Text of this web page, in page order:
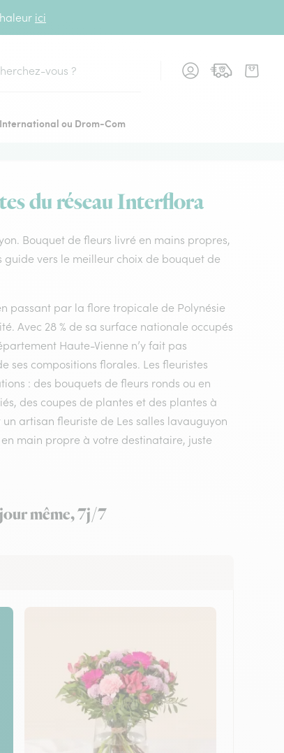
ici
International ou Drom-Com
du réseau Interflora
Bouquet de fleurs livré en mains propres,
vers le meilleur choix de bouquet de
passant par la flore tropicale de Polynésie
Avec 28 % de sa surface nationale occupés
Haute-Vienne n’y fait pas
ses compositions florales. Les fleuristes
: des bouquets de fleurs ronds ou en
des coupes de plantes et des plantes à
artisan fleuriste de Les salles lavauguyon
main propre à votre destinataire, juste
même, 7j/7